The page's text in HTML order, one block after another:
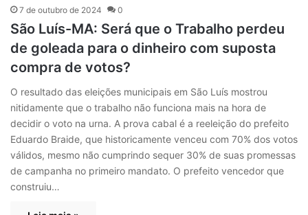
7 de outubro de 2024 0
São Luís-MA: Será que o Trabalho perdeu
de goleada para o dinheiro com suposta
compra de votos?
O resultado das eleições municipais em São Luís mostrou
nitidamente que o trabalho não funciona mais na hora de
decidir o voto na urna. A prova cabal é a reeleição do prefeito
Eduardo Braide, que historicamente venceu com 70% dos votos
válidos, mesmo não cumprindo sequer 30% de suas promessas
de campanha no primeiro mandato. O prefeito vencedor que
construiu…